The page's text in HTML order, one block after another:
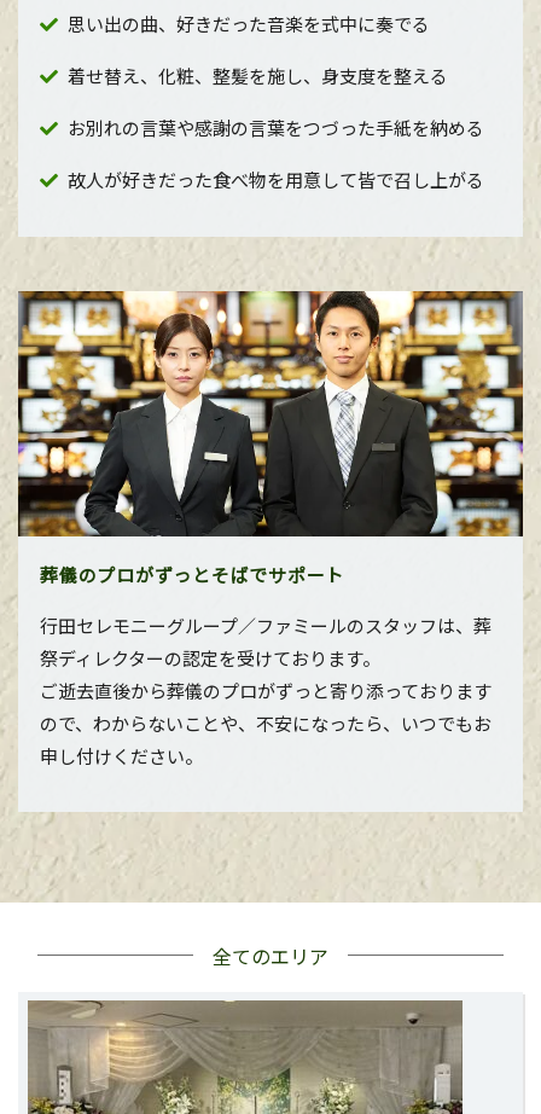
思い出の曲、好きだった音楽を式中に奏でる
着せ替え、化粧、整髪を施し、身支度を整える
お別れの言葉や感謝の言葉をつづった手紙を納める
故人が好きだった食べ物を用意して皆で召し上がる
葬儀のプロがずっとそばでサポート
行田セレモニーグループ／ファミールのスタッフは、葬
祭ディレクターの認定を受けております。
ご逝去直後から葬儀のプロがずっと寄り添っております
ので、わからないことや、不安になったら、いつでもお
申し付けください。
全てのエリア